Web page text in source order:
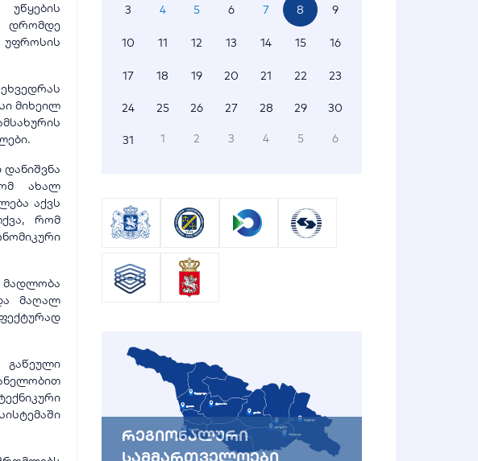
დრომდე
უფროსის
მიხეილ
ახალ
აქვს
რომ
მაღალ
გაწეული
3 4 5 6 7 8 9
10 11 12 13 14 15 16
17 18 19 20 21 22 23
24 25 26 27 28 29 30
31 1 2 3 4 5 6
რეგიონალური
სამმართველოები